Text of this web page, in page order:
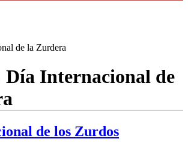
de la Zurdera
Día Internacional de
de los Zurdos